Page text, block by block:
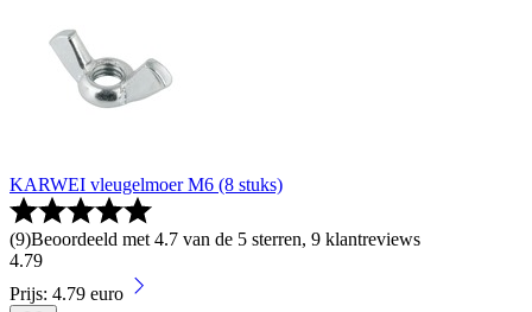
KARWEI vleugelmoer M6 (8 stuks)
(9)Beoordeeld met 4.7 van de 5 sterren, 9 klantreviews
4.79
Prijs: 4.79 euro